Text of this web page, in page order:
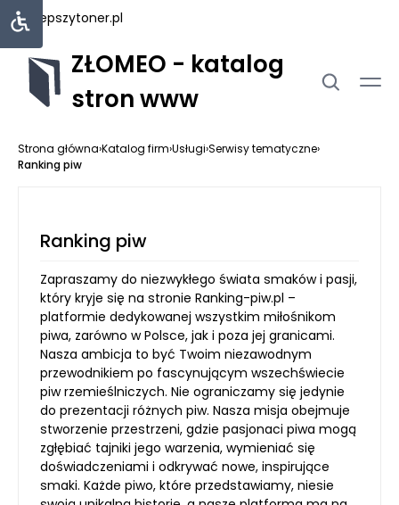
najlepszytoner.pl
ZŁOMEO - katalog
stron www
Strona główna›Katalog firm›Usługi›Serwisy tematyczne›
Ranking piw
Ranking piw
Zapraszamy do niezwykłego świata smaków i pasji,
który kryje się na stronie Ranking-piw.pl –
platformie dedykowanej wszystkim miłośnikom
piwa, zarówno w Polsce, jak i poza jej granicami.
Nasza ambicja to być Twoim niezawodnym
przewodnikiem po fascynującym wszechświecie
piw rzemieślniczych. Nie ograniczamy się jedynie
do prezentacji różnych piw. Nasza misja obejmuje
stworzenie przestrzeni, gdzie pasjonaci piwa mogą
zgłębiać tajniki jego warzenia, wymieniać się
doświadczeniami i odkrywać nowe, inspirujące
smaki. Każde piwo, które przedstawiamy, niesie